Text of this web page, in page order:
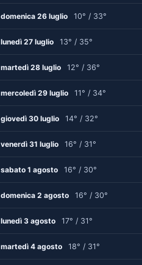
domenica 26 luglio 10° / 33°
lunedì 27 luglio 13° / 35°
martedì 28 luglio 12° / 36°
mercoledì 29 luglio 11° / 34°
giovedì 30 luglio 14° / 32°
venerdì 31 luglio 16° / 31°
sabato 1 agosto 16° / 30°
domenica 2 agosto 16° / 30°
lunedì 3 agosto 17° / 31°
martedì 4 agosto 18° / 31°